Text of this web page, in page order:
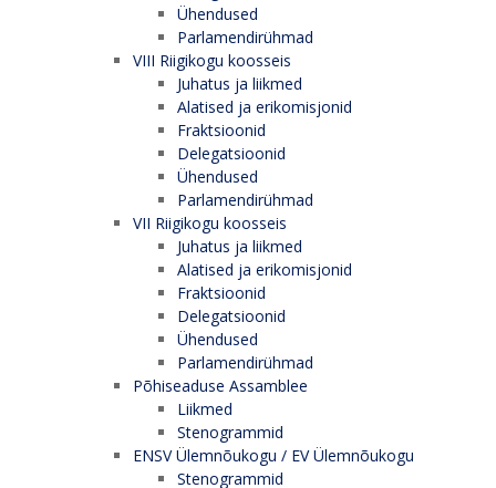
Ühendused
Parlamendirühmad
VIII Riigikogu koosseis
Juhatus ja liikmed
Alatised ja erikomisjonid
Fraktsioonid
Delegatsioonid
Ühendused
Parlamendirühmad
VII Riigikogu koosseis
Juhatus ja liikmed
Alatised ja erikomisjonid
Fraktsioonid
Delegatsioonid
Ühendused
Parlamendirühmad
Põhiseaduse Assamblee
Liikmed
Stenogrammid
ENSV Ülemnõukogu / EV Ülemnõukogu
Stenogrammid